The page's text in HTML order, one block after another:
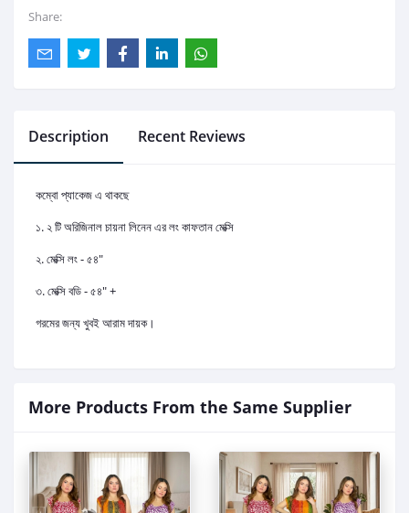
Share:
Description Recent Reviews
কম্বো প্যাকেজ এ থাকছে
১. ২ টি অরিজিনাল চায়না লিনেন এর লং কাফতান মেক্সি
২. মেক্সি লং - ৫৪"
৩. মেক্সি বডি - ৫৪" +
গরমের জন্য খুবই আরাম দায়ক।
More Products From the Same Supplier